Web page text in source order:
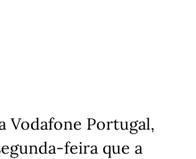
Vodafone Portugal,
feira que a